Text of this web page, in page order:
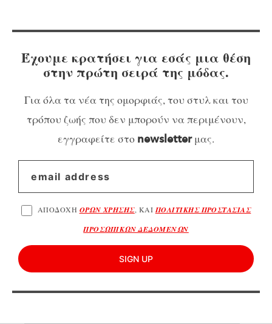
Έχουμε κρατήσει για εσάς μια θέση
στην πρώτη σειρά της μόδας.
Για όλα τα νέα της ομορφιάς, του στυλ και του
τρόπου ζωής που δεν μπορούν να περιμένουν,
εγγραφείτε στο newsletterμας.
ΑΠΟΔΟΧΗ ΟΡΩΝ ΧΡΗΣΗΣ, ΚΑΙΠΟΛΙΤΙΚΗΣ ΠΡΟΣΤΑΣΙΑΣ
ΠΡΟΣΩΠΙΚΩΝ ΔΕΔΟΜΕΝΩΝ
SIGN UP